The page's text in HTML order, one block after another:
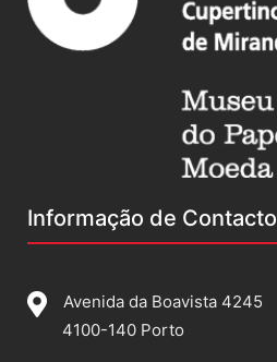
Informação de Contacto
Avenida da Boavista 4245
4100-140 Porto